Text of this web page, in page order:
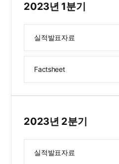
2023년 1분기
실적발표자료
Factsheet
2023년 2분기
실적발표자료